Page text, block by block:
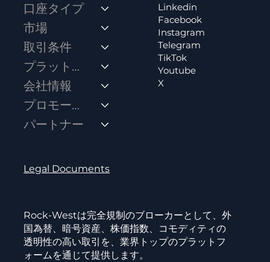
口座タイプ
市場
取引条件
プラットフォーム
会社情報
プロモーション
パートナー
Legal Documents
Linkedin
Facebook
Instagram
Telegram
TikTok
Youtube
X
Rock-Westは完全規制のブローカーとして、外
国為替、暗号資産、株価指数、コモディティの
透明性の高い取引を、業界トップのプラットフ
ォームを通じて提供します。